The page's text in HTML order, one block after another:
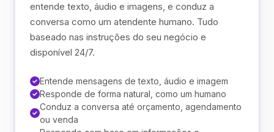
entende texto, áudio e imagens, e conduz a
conversa como um atendente humano. Tudo
baseado nas instruções do seu negócio e
disponível 24/7.
Entende mensagens de texto, áudio e imagem
Responde de forma natural, como um humano
Conduz a conversa até orçamento, agendamento
ou venda